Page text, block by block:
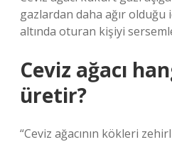
gazlardan daha ağır olduğu
altında oturan kişiyi
Ceviz ağacı
üretir?
“Ceviz ağacının kökleri